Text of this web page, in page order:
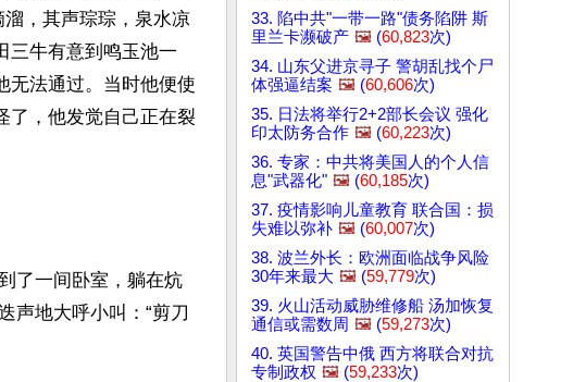
溜，其声琮琮，泉水凉
三牛有意到鸣玉池一
无法通过。当时他便使
了，他发觉自己正在裂
了一间卧室，躺在炕
声地大呼小叫：“剪刀
33. 陷中共"一带一路"债务陷阱 斯
里兰卡濒破产 🖼️ (60,823次)
34. 山东父进京寻子 警胡乱找个尸
体强逼结案 🖼️ (60,606次)
35. 日法将举行2+2部长会议 强化
印太防务合作 🖼️ (60,223次)
36. 专家：中共将美国人的个人信
息"武器化" 🖼️ (60,185次)
37. 疫情影响儿童教育 联合国：损
失难以弥补 🖼️ (60,007次)
38. 波兰外长：欧洲面临战争风险
30年来最大 🖼️ (59,779次)
39. 火山活动威胁维修船 汤加恢复
通信或需数周 🖼️ (59,273次)
40. 英国警告中俄 西方将联合对抗
专制政权 🖼️ (59,233次)